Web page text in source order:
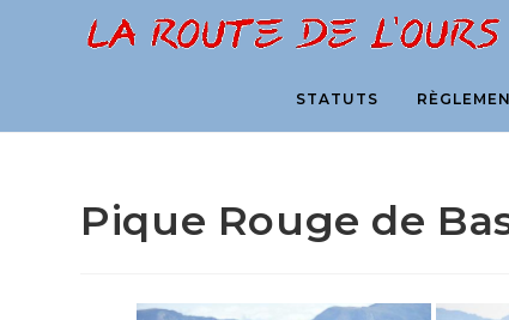
STATUTS
Pique Rouge de